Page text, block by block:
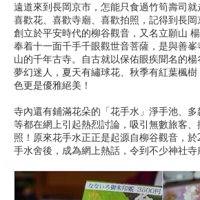
遠道來到長岡京市，怎能只食過竹筍壽司
喜歡花、喜歡寺廟、喜歡拍照，記得到長岡
創立於平安時代的柳谷觀音，又名立願山
奉着十一面千手千眼觀世音菩薩，是與善
山的千年古寺。自古就以保佑眼疾聞名的
夢幻迷人，夏天有繡球花、秋季有紅葉楓
色更是優雅絕美！
寺內還有鋪滿花朵的「花手水」淨手池、
等都在網上引起熱烈討論，吸引無數旅客
照！原來花手水正正是起源自柳谷觀音，
手水舍後，成為網上熱話，令到不少神社寺